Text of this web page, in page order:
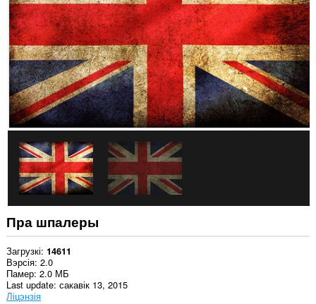
Пра шпалеры
Загрузкі 14611
Вэрсія 2.0
Памер 2.0 МБ
Last update сакавік 13, 2015
Ліцэнзія